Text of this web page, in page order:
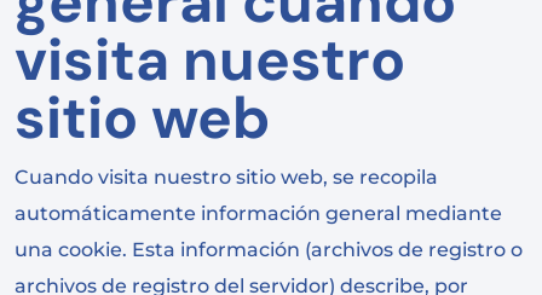
visita nuestro
sitio web
Cuando visita nuestro sitio web, se recopila
automáticamente información general mediante
una cookie. Esta información (archivos de registro o
archivos de registro del servidor) describe, por